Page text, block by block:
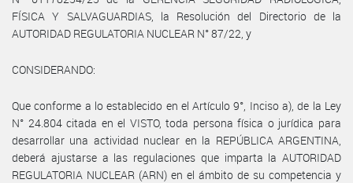
FÍSICA Y SALVAGUARDIAS, la Resolución del Directorio de la
AUTORIDAD REGULATORIA NUCLEAR N° 87/22, y
CONSIDERANDO:
Que conforme a lo establecido en el Artículo 9°, Inciso a), de la Ley
N° 24.804 citada en el VISTO, toda persona física o jurídica para
desarrollar una actividad nuclear en la REPÚBLICA ARGENTINA,
deberá ajustarse a las regulaciones que imparta la AUTORIDAD
REGULATORIA NUCLEAR (ARN) en el ámbito de su competencia y